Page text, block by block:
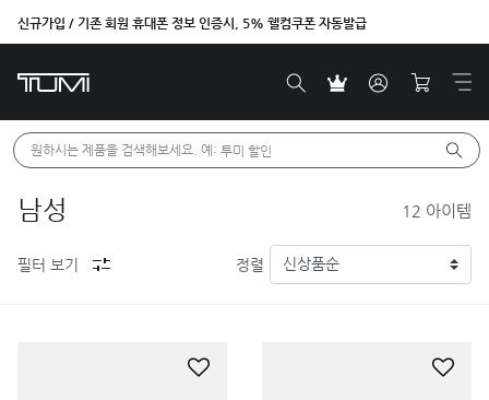
신규가입 / 기존 회원 휴대폰 정보 인증시, 5% 웰컴쿠폰 자동발급
원하시는 제품을 검색해보세요. 예: 투미 할인
남성 12 아이템
필터 보기 정렬